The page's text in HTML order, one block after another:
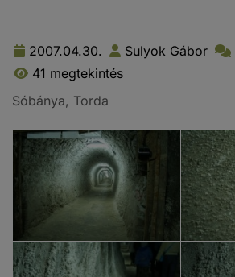
2007.04.30. Sulyok Gábor
41 megtekintés
Sóbánya, Torda